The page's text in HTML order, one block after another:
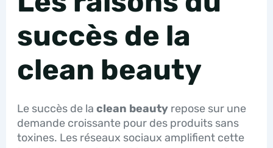
succès de la
clean beauty
Le succès de la clean beautyrepose sur une
demande croissante pour des produits sans
toxines. Les réseaux sociaux amplifient cette